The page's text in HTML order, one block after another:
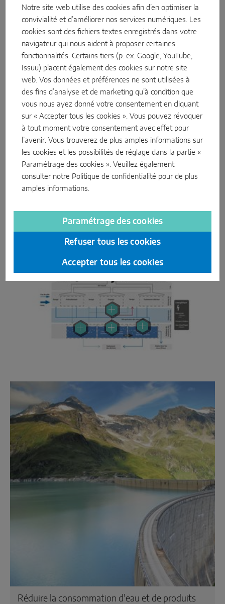
environ 450.000 pièces par an.
Mais ce n'est pas tout : pour environ 79 articles en zamak
sélectionnés - soit 2,4 millions de pièces par an - nous pouvons
également nous passer de l'ancien revêtement par immersion
cathodique.
Résultat : la qualité et la résistance à la corrosion n'en sont pas
affectées ; comme seules les surfaces non visibles sont
concernées, il n'y a pas non plus de différence visuelle. En
revanche, l'environnement profite de la réduction de la
consommation de produits chimiques et d'énergie.
Une galvanisation plus durable ? Cliquez sur le plus
pour en savoir plus.
Réduire la consommation d'eau et de produits
Notre site web utilise des cookies afin d’en optimiser la
convivialité et d’améliorer nos services numériques. Les
cookies sont des fichiers textes enregistrés dans votre
navigateur qui nous aident à proposer certaines
fonctionnalités. Certains tiers (p. ex. Google, YouTube,
Issuu) placent également des cookies sur notre site
web. Vos données et préférences ne sont utilisées à
des fins d’analyse et de marketing qu’à condition que
vous nous ayez donné votre consentement en cliquant
sur « Accepter tous les cookies ». Vous pouvez révoquer
à tout moment votre consentement avec effet pour
l’avenir. Vous trouverez de plus amples informations sur
les cookies et les possibilités de réglage dans la partie «
Paramétrage des cookies ». Veuillez également
consulter notre Politique de confidentialité pour de plus
amples informations.
Paramétrage des cookies
Refuser tous les cookies
Accepter tous les cookies